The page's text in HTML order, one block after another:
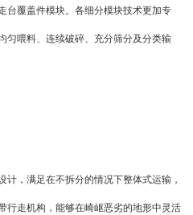
台覆盖件模块。各细分模块技术更加专
匀喂料、连续破碎、充分筛分及分类输
，满足在不拆分的情况下整体式运输，
行走机构，能够在崎岖恶劣的地形中灵活